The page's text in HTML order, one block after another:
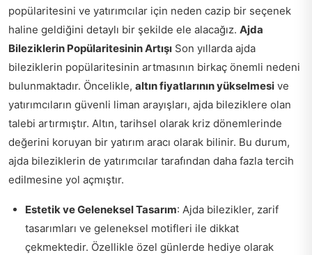
popülaritesini ve yatırımcılar için neden cazip bir seçenek
haline geldiğini detaylı bir şekilde ele alacağız. Ajda
Bileziklerin Popülaritesinin Artışı Son yıllarda ajda
bileziklerin popülaritesinin artmasının birkaç önemli nedeni
bulunmaktadır. Öncelikle, altın fiyatlarının yükselmesi ve
yatırımcıların güvenli liman arayışları, ajda bileziklere olan
talebi artırmıştır. Altın, tarihsel olarak kriz dönemlerinde
değerini koruyan bir yatırım aracı olarak bilinir. Bu durum,
ajda bileziklerin de yatırımcılar tarafından daha fazla tercih
edilmesine yol açmıştır.
Estetik ve Geleneksel Tasarım: Ajda bilezikler, zarif
tasarımları ve geleneksel motifleri ile dikkat
çekmektedir. Özellikle özel günlerde hediye olarak